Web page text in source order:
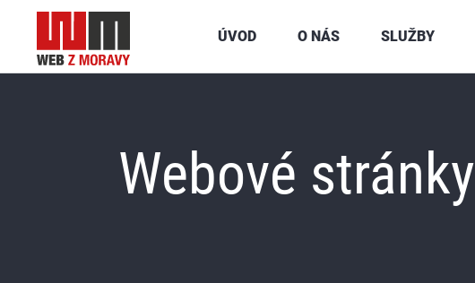
ÚVOD O NÁS SLUŽBY
Webové stránky